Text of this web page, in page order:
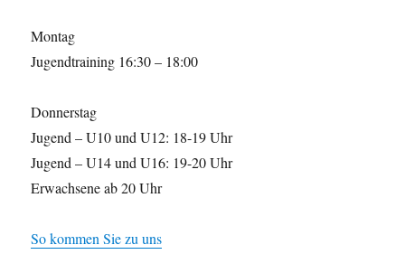
Montag
Jugendtraining 16:30 – 18:00
Donnerstag
Jugend – U10 und U12: 18-19 Uhr
Jugend – U14 und U16: 19-20 Uhr
Erwachsene ab 20 Uhr
So kommen Sie zu uns